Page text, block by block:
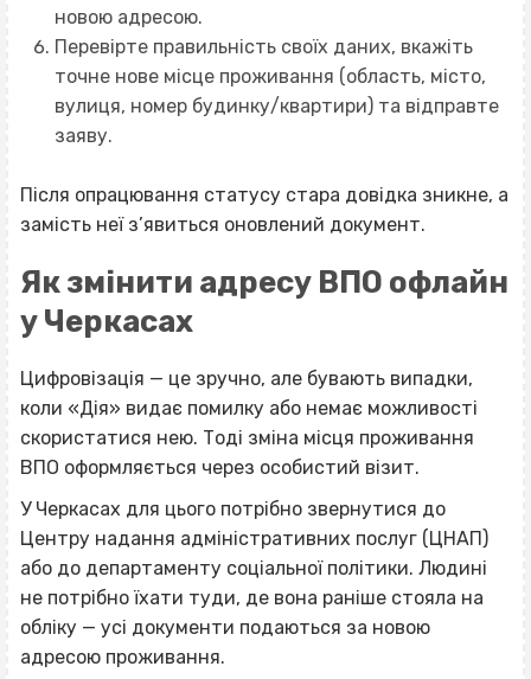
новою адресою.
Перевірте правильність своїх даних, вкажіть
точне нове місце проживання (область, місто,
вулиця, номер будинку/квартири) та відправте
заяву.
Після опрацювання статусу стара довідка зникне, а
замість неї з’явиться оновлений документ.
Як змінити адресу ВПО офлайн
у Черкасах
Цифровізація — це зручно, але бувають випадки,
коли «Дія» видає помилку або немає можливості
скористатися нею. Тоді зміна місця проживання
ВПО оформляється через особистий візит.
У Черкасах для цього потрібно звернутися до
Центру надання адміністративних послуг (ЦНАП)
або до департаменту соціальної політики. Людині
не потрібно їхати туди, де вона раніше стояла на
обліку — усі документи подаються за новою
адресою проживання.